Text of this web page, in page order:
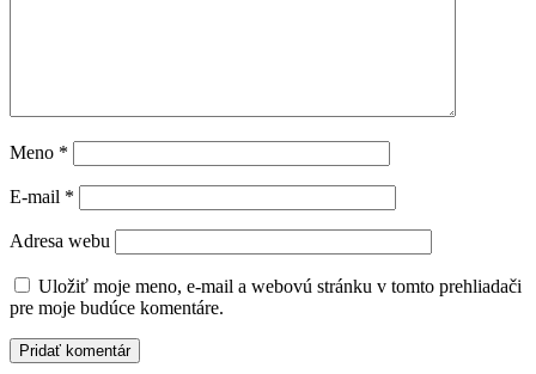
Meno *
E-mail *
Adresa webu
Uložiť moje meno, e-mail a webovú stránku v tomto prehliadači
pre moje budúce komentáre.